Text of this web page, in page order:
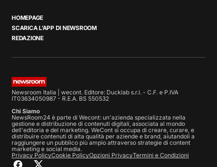
HOMEPAGE
SCARICA L’APP DI NEWSROOM
REDAZIONE
Newsroom Italia | wecont. Editore: Ducklab s.r.l. - C.F. e P.IVA
IT03634050987 - R.E.A. BS 550532
Chi Siamo
NewsRoom24 è parte di Wecont: un'azienda specializzata nella
gestione e distribuzione di contenuti digitali, associata al mondo
dell'editoria e del marketing. WeCont si occupa di creare, curare, e
distribuire contenuti di alta qualità per aziende e brand, aiutandoli a
raggiungere un pubblico più ampio attraverso strategie di content
marketing e social media.
Privacy PolicyCookie PolicyOpzioni PrivacyTermini e Condizioni